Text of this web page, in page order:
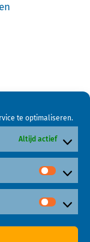
te optimaliseren.
Altijd actief